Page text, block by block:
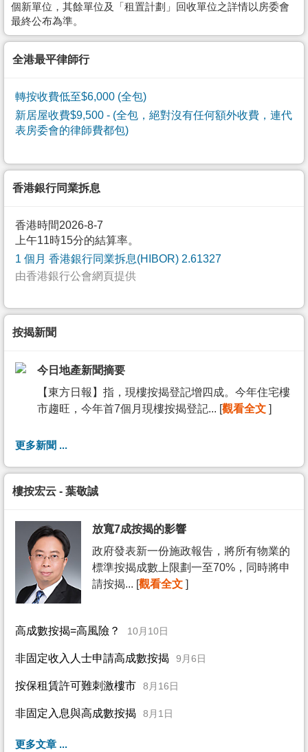
個新單位，其餘單位及「租置計劃」回收單位之詳情以房委會
最終公布為準。
全港最平律師行
轉按收費低至$6,000 (全包)
新居屋收費$9,500 - (全包，絕對沒有任何額外收費，連代
表房委會的律師費都包)
香港銀行同業拆息
香港時間2026-8-7
上午11時15分的結算率。
1 個月 香港銀行同業拆息(HIBOR) 2.61327
由香港銀行公會網頁提供
按揭新聞
今日地產新聞摘要
【東方日報】指，現樓按揭登記增四成。今年住宅樓
市趨旺，今年首7個月現樓按揭登記... [觀看全文 ]
更多新聞 ...
樓按宏云 - 葉敬誠
放寬7成按揭的影響
政府發表新一份施政報告，將所有物業的
標準按揭成數上限劃一至70%，同時將申
請按揭... [觀看全文 ]
高成數按揭=高風險？ 10月10日
非固定收入人士申請高成數按揭 9月6日
按保租賃許可難刺激樓市 8月16日
非固定入息與高成數按揭 8月1日
更多文章 ...